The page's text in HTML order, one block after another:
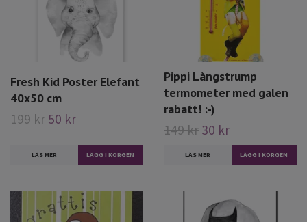
Fresh Kid Poster Elefant
40x50 cm
199 kr 50 kr
LÄS MER
Pippi Långstrump
termometer med galen
rabatt! :-)
149 kr 30 kr
LÄS MER